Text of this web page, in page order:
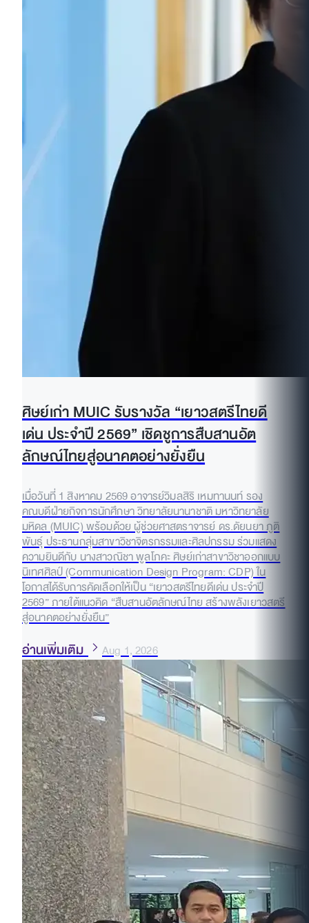
ศิษย์เก่า MUIC รับรางวัล “เยาวสตรีไทยดี
เด่น ประจำปี 2569” เชิดชูการสืบสานอัต
ลักษณ์ไทยสู่อนาคตอย่างยั่งยืน
เมื่อวันที่ 1 สิงหาคม 2569 อาจารย์วิมลสิริ เหมทานนท์ รอง
คณบดีฝ่ายกิจการนักศึกษา วิทยาลัยนานาชาติ มหาวิทยาลัย
มหิดล (MUIC) พร้อมด้วย ผู้ช่วยศาสตราจารย์ ดร.ดัยนยา ภูติ
พันธุ์ ประธานกลุ่มสาขาวิชาจิตรกรรมและศิลปกรรม ร่วมแสดง
ความยินดีกับ นางสาวณิชา พูลโภคะ ศิษย์เก่าสาขาวิชาออกแบบ
นิเทศศิลป์ (Communication Design Program: CDP) ใน
โอกาสได้รับการคัดเลือกให้เป็น “เยาวสตรีไทยดีเด่น ประจำปี
2569” ภายใต้แนวคิด “สืบสานอัตลักษณ์ไทย สร้างพลังเยาวสตรี
สู่อนาคตอย่างยั่งยืน”
อ่านเพิ่มเติม Aug 1, 2026